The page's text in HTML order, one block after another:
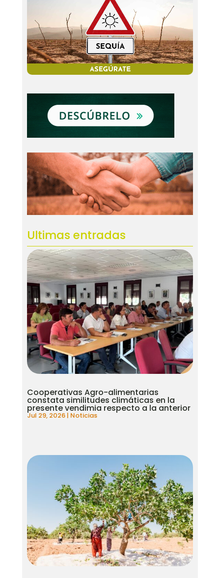
Ultimas entradas
Cooperativas Agro-alimentarias
constata similitudes climáticas en la
presente vendimia respecto a la anterior
Jul 29, 2026| Noticias